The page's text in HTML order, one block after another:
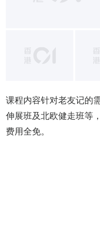
课程内容针对老友记的
伸展班及北欧健走班等
费用全免。